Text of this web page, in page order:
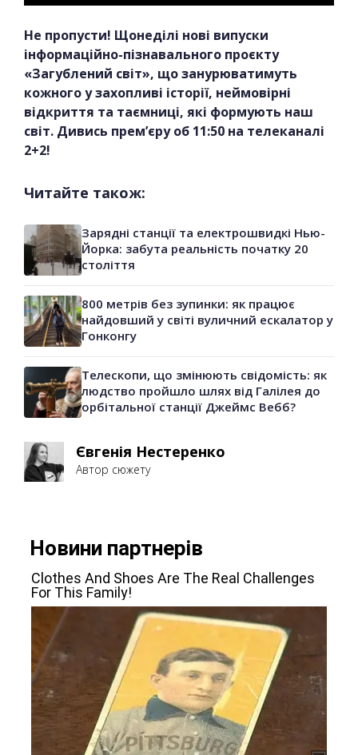
Не пропусти! Щонеділі нові випуски
інформаційно-пізнавального проєкту
«Загублений світ», що занурюватимуть
кожного у захопливі історії, неймовірні
відкриття та таємниці, які формують наш
світ. Дивись прем’єру об 11:50 на телеканалі
2+2!
Читайте також:
Зарядні станції та електрошвидкі Нью-
Йорка: забута реальність початку 20
століття
800 метрів без зупинки: як працює
найдовший у світі вуличний ескалатор у
Гонконгу
Телескопи, що змінюють свідомість: як
людство пройшло шлях від Галілея до
орбітальної станції Джеймс Вебб?
Євгенія Нестеренко
Автор сюжету